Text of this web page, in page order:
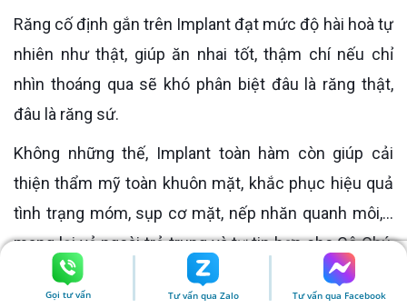
Răng cố định gắn trên Implant đạt mức độ hài hoà tự
nhiên như thật, giúp ăn nhai tốt, thậm chí nếu chỉ
nhìn thoáng qua sẽ khó phân biệt đâu là răng thật,
đâu là răng sứ.
Không những thế, Implant toàn hàm còn giúp cải
thiện thẩm mỹ toàn khuôn mặt, khắc phục hiệu quả
tình trạng móm, sụp cơ mặt, nếp nhăn quanh môi,…
mang lại vẻ ngoài trẻ trung và tự tin hơn cho Cô Chú,
Anh Chị.
Gọi tư vấn Tư vấn qua Zalo Tư vấn qua Facebook